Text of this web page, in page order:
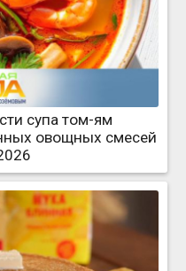
супа том-ям
овощных смесей